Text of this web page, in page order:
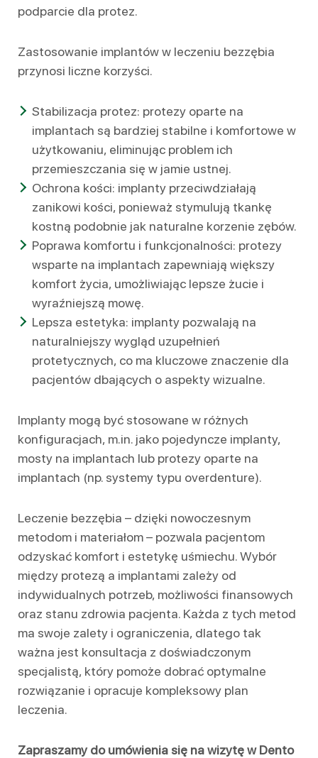
podparcie dla protez.
Zastosowanie implantów w leczeniu bezzębia
przynosi liczne korzyści.
Stabilizacja protez: protezy oparte na
implantach są bardziej stabilne i komfortowe w
użytkowaniu, eliminując problem ich
przemieszczania się w jamie ustnej.
Ochrona kości: implanty przeciwdziałają
zanikowi kości, ponieważ stymulują tkankę
kostną podobnie jak naturalne korzenie zębów.
Poprawa komfortu i funkcjonalności: protezy
wsparte na implantach zapewniają większy
komfort życia, umożliwiając lepsze żucie i
wyraźniejszą mowę.
Lepsza estetyka: implanty pozwalają na
naturalniejszy wygląd uzupełnień
protetycznych, co ma kluczowe znaczenie dla
pacjentów dbających o aspekty wizualne.
Implanty mogą być stosowane w różnych
konfiguracjach, m.in. jako pojedyncze implanty,
mosty na implantach lub protezy oparte na
implantach (np. systemy typu overdenture).
Leczenie bezzębia – dzięki nowoczesnym
metodom i materiałom – pozwala pacjentom
odzyskać komfort i estetykę uśmiechu. Wybór
między protezą a implantami zależy od
indywidualnych potrzeb, możliwości finansowych
oraz stanu zdrowia pacjenta. Każda z tych metod
ma swoje zalety i ograniczenia, dlatego tak
ważna jest konsultacja z doświadczonym
specjalistą, który pomoże dobrać optymalne
rozwiązanie i opracuje kompleksowy plan
leczenia.
Zapraszamy do umówienia się na wizytę w Dento